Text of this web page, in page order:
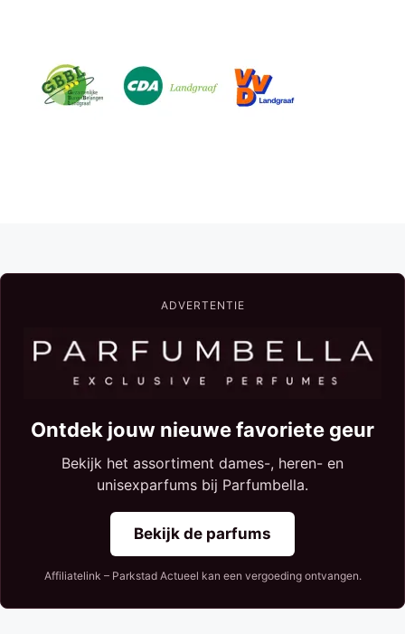
ADVERTENTIE
Ontdek jouw nieuwe favoriete geur
Bekijk het assortiment dames-, heren- en
unisexparfums bij Parfumbella.
Bekijk de parfums
Affiliatelink – Parkstad Actueel kan een vergoeding ontvangen.